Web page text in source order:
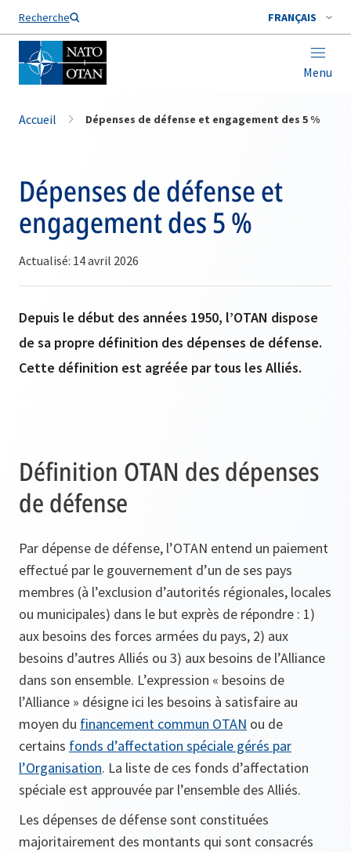
Recherche FRANÇAIS
Menu
Nom de famille*
Accueil Dépenses de défense et engagement des 5 %
Dépenses de défense et
engagement des 5 %
Actualisé: 14 avril 2026
Depuis le début des années 1950, l’OTAN dispose
de sa propre définition des dépenses de défense.
Cette définition est agréée par tous les Alliés.
Définition OTAN des dépenses
de défense
Par dépense de défense, l’OTAN entend un paiement
effectué par le gouvernement d’un de ses pays
membres (à l’exclusion d’autorités régionales, locales
ou municipales) dans le but exprès de répondre : 1)
aux besoins des forces armées du pays, 2) aux
besoins d’autres Alliés ou 3) aux besoins de l’Alliance
dans son ensemble. L’expression « besoins de
l’Alliance » désigne ici les besoins à satisfaire au
moyen du financement commun OTAN ou de
certains fonds d’affectation spéciale gérés par
l’Organisation. La liste de ces fonds d’affectation
spéciale est approuvée par l’ensemble des Alliés.
Les dépenses de défense sont constituées
majoritairement des montants qui sont consacrés